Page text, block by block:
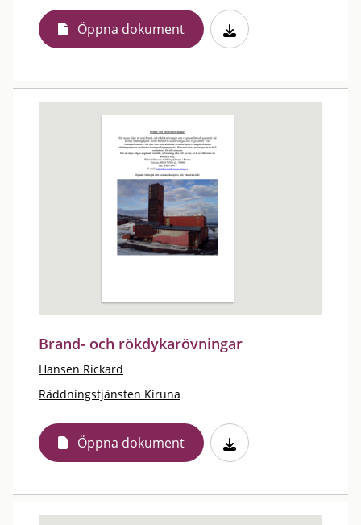
Öppna dokument
Brand- och rökdykarövningar
Hansen Rickard
Räddningstjänsten Kiruna
Öppna dokument